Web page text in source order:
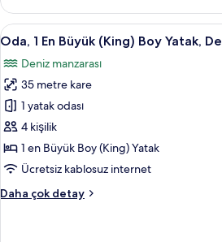
Odası
hakkında
daha
detay
Oda,
1
En
Büyük
(King)
Boy
Yatak,
Deniz
için
Kaliteli
5
Oda, 1 En Büyük (King) Boy Yatak,
Deniz manzarası
35 metre kare
1 yatak odası
4 kişilik
1 en Büyük Boy (King) Yatak
Ücretsiz kablosuz internet
Daha çok detay
Oda,